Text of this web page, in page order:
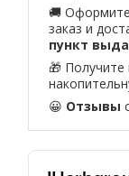
🚚
заказ и
пункт
🎁 Получите
😀 Отзывы